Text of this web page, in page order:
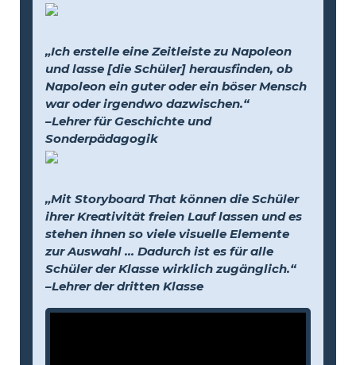
„Ich erstelle eine Zeitleiste zu Napoleon
und lasse [die Schüler] herausfinden, ob
Napoleon ein guter oder ein böser Mensch
war oder irgendwo dazwischen.“
–Lehrer für Geschichte und
Sonderpädagogik
„Mit Storyboard That können die Schüler
ihrer Kreativität freien Lauf lassen und es
stehen ihnen so viele visuelle Elemente
zur Auswahl … Dadurch ist es für alle
Schüler der Klasse wirklich zugänglich.“
–Lehrer der dritten Klasse